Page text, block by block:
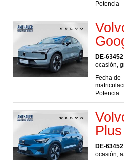
Potencia
DE-
ocasión,
Fecha de
Potencia
DE-
ocasión,